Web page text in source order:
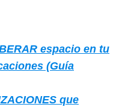
espacio en tu
(Guía
que